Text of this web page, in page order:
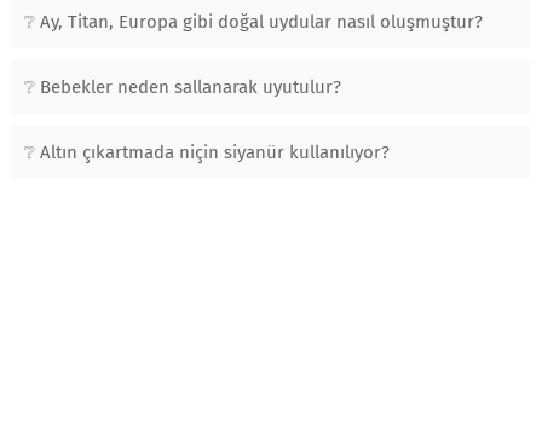
Ay, Titan, Europa gibi doğal uydular nasıl oluşmuştur?
Bebekler neden sallanarak uyutulur?
Altın çıkartmada niçin siyanür kullanılıyor?